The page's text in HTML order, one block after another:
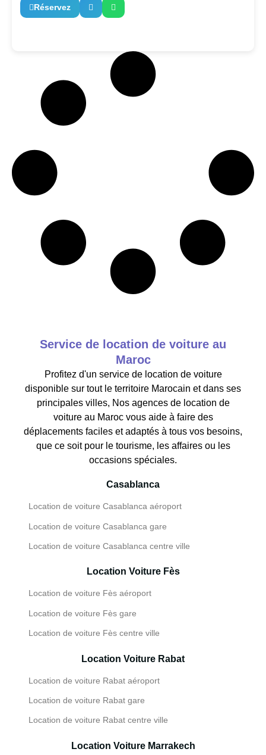
Réservez
Service de location de voiture au
Maroc
Profitez d'un service de location de voiture
disponible sur tout le territoire Marocain et dans ses
principales villes, Nos agences de location de
voiture au Maroc vous aide à faire des
déplacements faciles et adaptés à tous vos besoins,
que ce soit pour le tourisme, les affaires ou les
occasions spéciales.
Casablanca
Location de voiture Casablanca aéroport
Location de voiture Casablanca gare
Location de voiture Casablanca centre ville
Location Voiture Fès
Location de voiture Fès aéroport
Location de voiture Fès gare
Location de voiture Fès centre ville
Location Voiture Rabat
Location de voiture Rabat aéroport
Location de voiture Rabat gare
Location de voiture Rabat centre ville
Location Voiture Marrakech